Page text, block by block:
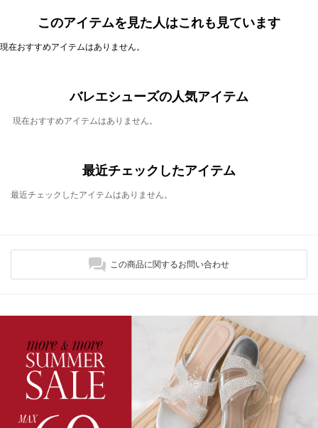
このアイテムを見た人はこれも見ています
現在おすすめアイテムはありません。
バレエシューズの人気アイテム
現在おすすめアイテムはありません。
最近チェックしたアイテム
最近チェックしたアイテムはありません。
この商品に関するお問い合わせ